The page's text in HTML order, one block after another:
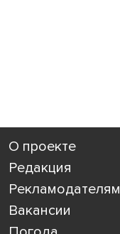
О проекте
Редакция
Рекламодателям
Вакансии